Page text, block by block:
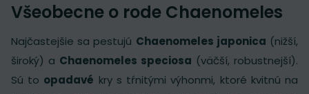
Všeobecne o rode Chaenomeles
Najčastejšie sa pestujú Chaenomeles japonica (nižší,
široký) a Chaenomeles speciosa (väčší, robustnejší).
Sú to opadavé kry s tŕnitými výhonmi, ktoré kvitnú na